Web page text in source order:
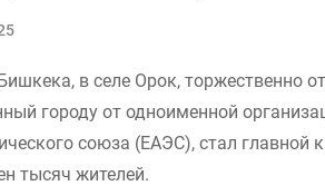
в селе Орок, торжественно
городу от одноименной
союза (ЕАЭС), стал главной
тысяч жителей.